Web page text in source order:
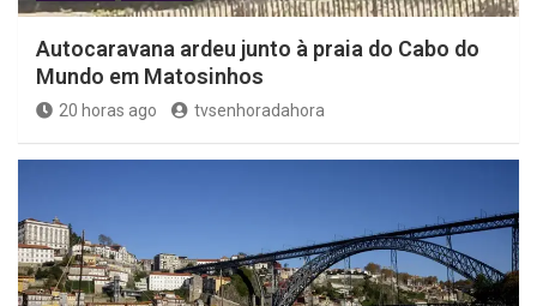
Autocaravana ardeu junto à praia do Cabo do
Mundo em Matosinhos
20 horas ago tvsenhoradahora